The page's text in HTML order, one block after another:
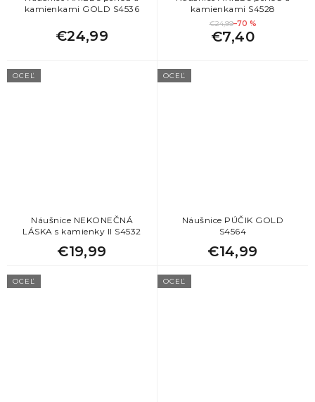
kamienkami GOLD S4536
€24,99
kamienkami S4528
€24,99–70 %
€7,40
OCEĽ
Náušnice NEKONEČNÁ
LÁSKA s kamienky II S4532
€19,99
OCEĽ
Náušnice PÚČIK GOLD
S4564
€14,99
OCEĽ OCEĽ